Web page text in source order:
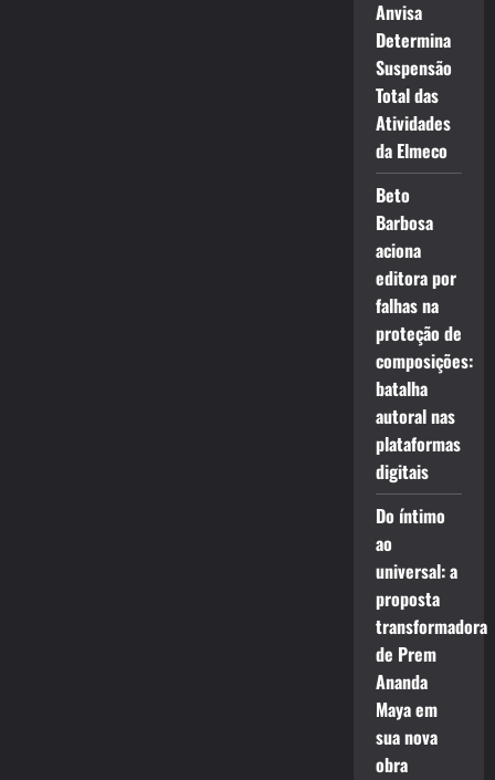
Anvisa
Determina
Suspensão
Total das
Atividades
da Elmeco
Beto
Barbosa
aciona
editora por
falhas na
proteção de
composições:
batalha
autoral nas
plataformas
digitais
Do íntimo
ao
universal: a
proposta
transformadora
de Prem
Ananda
Maya em
sua nova
obra